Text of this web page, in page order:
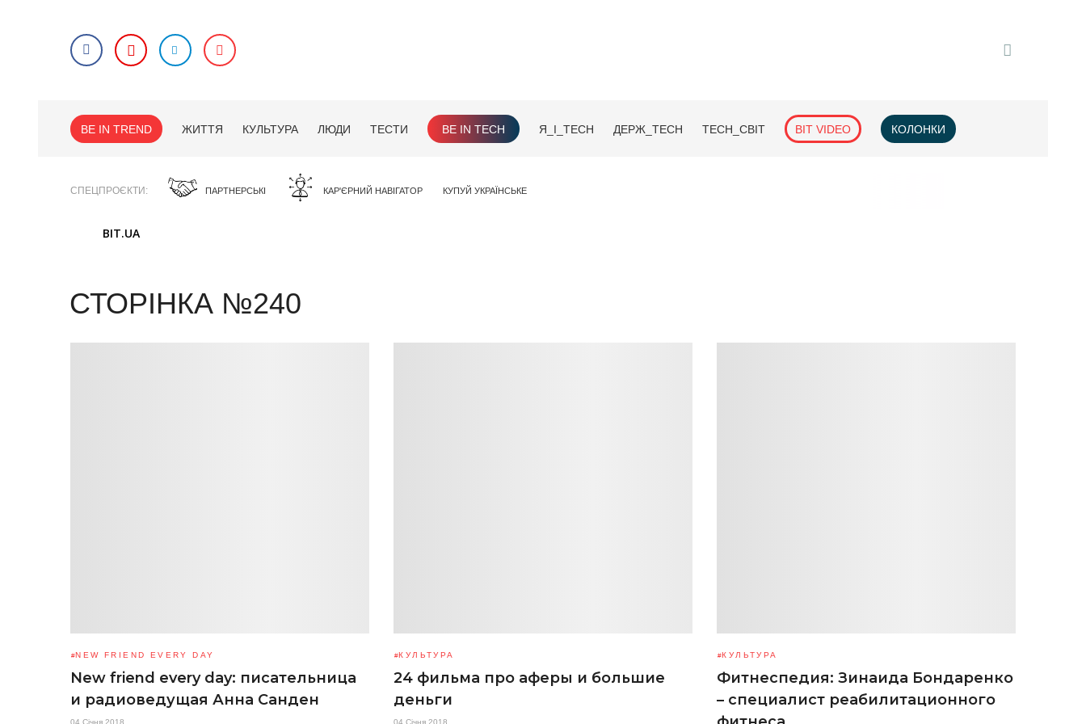
BE IN TREND ЖИТТЯ КУЛЬТУРА ЛЮДИ ТЕСТИ BE IN TECH Я_І_TECH ДЕРЖ_TECH TECH_СВІТ BIT VIDEO КОЛОНКИ
СПЕЦПРОЄКТИ ПАРТНЕРСЬКІ КАР'ЄРНИЙ НАВІГАТОР КУПУЙ УКРАЇНСЬКЕ
BIT.UA
СТОРІНКА №240
NEW FRIEND EVERY DAY
New friend every day: писательница
и радиоведущая Анна Санден
04 Січня 2018
КУЛЬТУРА
24 фильма про аферы и большие
деньги
04 Січня 2018
КУЛЬТУРА
Фитнеспедия: Зинаида Бондаренко
– специалист реабилитационного